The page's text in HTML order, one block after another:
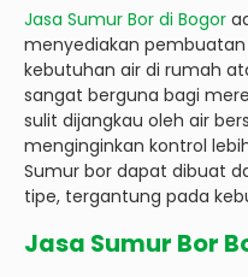
Jasa Sumur Bor di Bogor
menyediakan
kebutuhan air di rumah
sangat berguna bagi
sulit dijangkau oleh air
menginginkan kontrol
Sumur bor dapat dibuat
tipe, tergantung pada
Jasa Sumur Bor